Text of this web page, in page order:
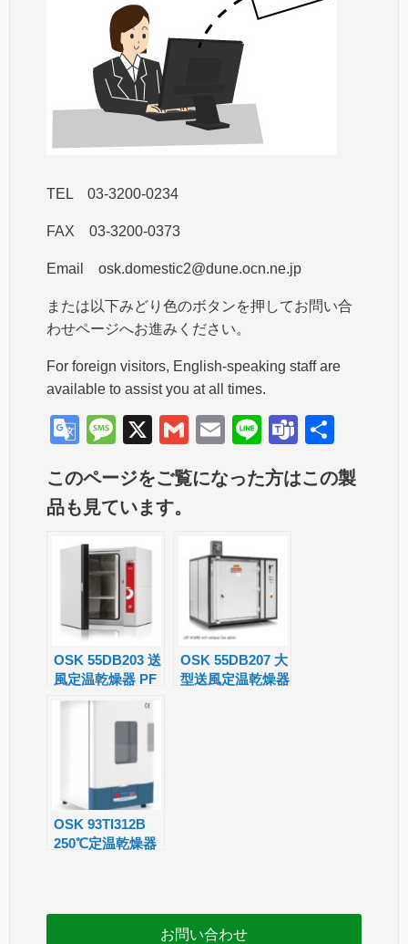
TEL 03-3200-0234
FAX 03-3200-0373
Email osk.domestic2@dune.ocn.ne.jp
または以下みどり色のボタンを押してお問い合
わせページへお進みください。
For foreign visitors, English-speaking staff are
available to assist you at all times.
G
o
gl
e
Tr
a
n
sl
at
M
ss
a
g
e
X
G
ail
E
ail
Li
n
e
T
a
有
このページをご覧になった方はこの製
品も見ています。
OSK 55DB203 送
風定温乾燥器 PF
OSK 55DB207 大
型送風定温乾燥器
OSK 93TI312B
250℃定温乾燥器
お問い合わせ